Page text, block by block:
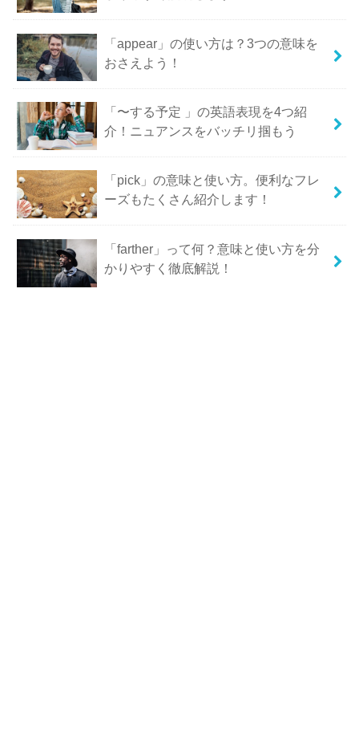
「appear」の使い方は？3つの意味を
おさえよう！
「〜する予定 」の英語表現を4つ紹
介！ニュアンスをバッチリ掴もう
「pick」の意味と使い方。便利なフレ
ーズもたくさん紹介します！
「farther」って何？意味と使い方を分
かりやすく徹底解説！